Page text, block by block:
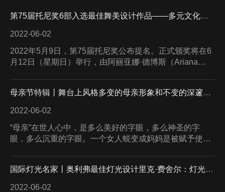
第75届托尼奖6部入选最佳舞美设计作品——多元文化的碰撞与交锋
2022-06-02
2022年5月9日，第75届托尼奖公布提名。正式颁奖将在6
月12日（星期日）举行，由阿丽亚娜·德博斯（Ariana
年5月4日。音乐剧类剧目，《怪圈》获11项提名、《迈克
尔·杰克逊》10项、《天堂广场》10项；话剧方向，《雷
斯托、迈克斯·弗洛斯特等一同提名音乐剧类最佳男主角。
休·杰克曼和萨顿·福斯特凭借作品《乐器推销员》双双入
计、最佳
母亲节特辑丨舞台上风格多变的母亲形象和不变的深邃母爱
2022-06-02
“母亲”在世人心中，是多么美好的字眼，多么神圣的字
眼，多么沉重的字眼。一个女人蜕变成妈妈是被赋予使命
职业。母爱是伟大的，是神圣的，是博大的，是深邃的。
母亲是回家后的第一声呼唤，是深陷泥潭时的救命草，是
国际灯光名家丨奥利弗最佳灯光设计里克·费舍尔：灯光本身就带有戏剧性
2022-06-02